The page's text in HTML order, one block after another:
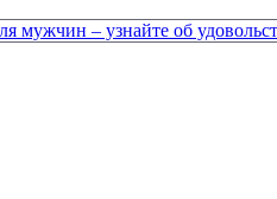
мужчин – узнайте об